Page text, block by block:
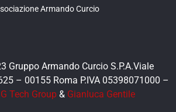
Armando Curcio
Gruppo Armando Curcio S.P.A.Viale
– 00155 Roma P.IVA 05398071000 –
G Tech Group & Gianluca Gentile